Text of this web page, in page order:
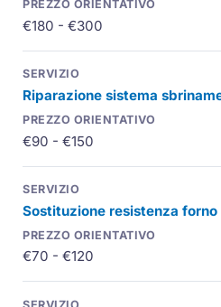
€180 - €300
Riparazione sistema
€90 - €150
Sostituzione resistenza forno
€70 - €120